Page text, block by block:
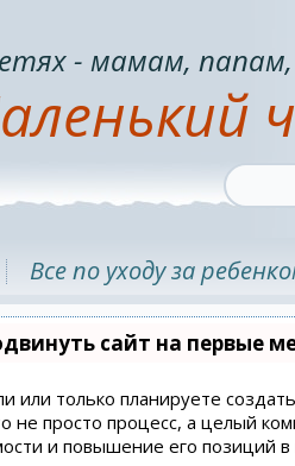
- мамам,
Все по уходу за
сайт на первые
или только планируете
не просто процесс, а целый
и повышение его позиций в